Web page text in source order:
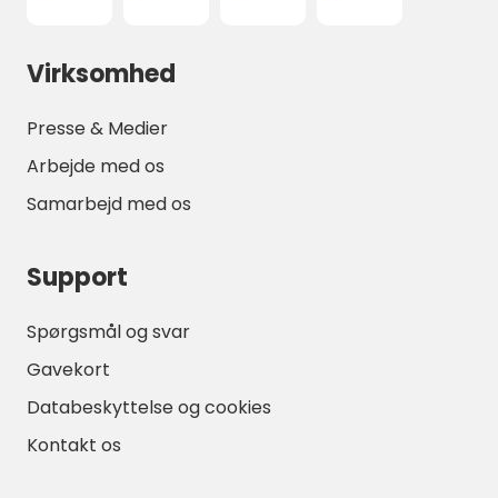
Virksomhed
Presse & Medier
Arbejde med os
Samarbejd med os
Support
Spørgsmål og svar
Gavekort
Databeskyttelse og cookies
Kontakt os